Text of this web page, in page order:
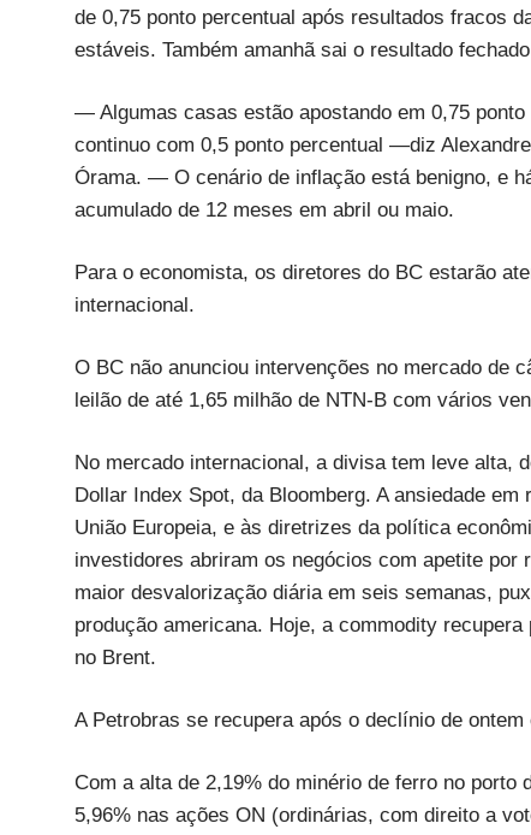
de 0,75 ponto percentual após resultados fracos
estáveis. Também amanhã sai o resultado
— Algumas casas estão apostando em 0,75
continuo com 0,5 ponto percentual —diz
Órama. — O cenário de inflação está benigno, e
acumulado de 12 meses em abril ou maio.
Para o economista, os diretores do BC estarão
internacional.
O BC não anunciou intervenções no mercado de
leilão de até 1,65 milhão de NTN-B com vários
No mercado internacional, a divisa tem leve alta,
Dollar Index Spot, da Bloomberg. A ansiedade
União Europeia, e às diretrizes da política
investidores abriram os negócios com apetite
maior desvalorização diária em seis semanas,
produção americana. Hoje, a commodity
no Brent.
A Petrobras se recupera após o declínio de
Com a alta de 2,19% do minério de ferro no porto
5,96% nas ações ON (ordinárias, com direito a